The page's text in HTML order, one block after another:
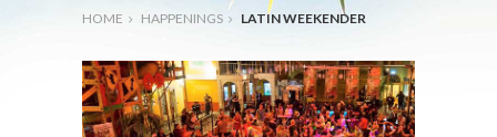
HOME HAPPENINGS LATIN WEEKENDER